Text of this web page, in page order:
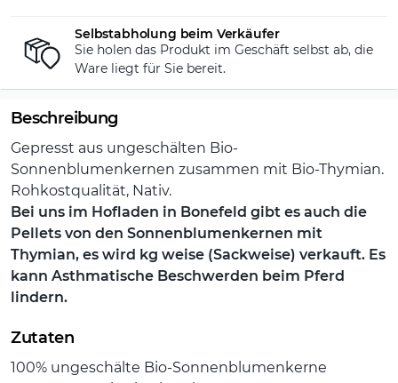
Selbstabholung beim Verkäufer
Sie holen das Produkt im Geschäft selbst ab, die
Ware liegt für Sie bereit.
Beschreibung
Gepresst aus ungeschälten Bio-
Sonnenblumenkernen zusammen mit Bio-Thymian.
Rohkostqualität, Nativ.
Bei uns im Hofladen in Bonefeld gibt es auch die
Pellets von den Sonnenblumenkernen mit
Thymian, es wird kg weise (Sackweise) verkauft. Es
kann Asthmatische Beschwerden beim Pferd
lindern.
Zutaten
100% ungeschälte Bio-Sonnenblumenkerne